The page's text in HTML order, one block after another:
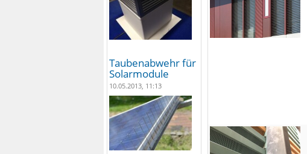
Taubenabwehr für
Solarmodule
10.05.2013, 11:13